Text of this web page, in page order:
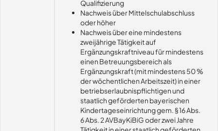
Qualifizierung
Nachweis über Mittelschulabschluss
oder höher
Nachweis über eine mindestens
zweijährige Tätigkeit auf
Ergänzungskraftniveau für mindestens
einen Betreuungsbereich als
Ergänzungskraft (mit mindestens 50 %
der wöchentlichen Arbeitszeit) in einer
betriebserlaubnispflichtigen und
staatlich geförderten bayerischen
Kindertageseinrichtung gem. § 16 Abs.
6 Abs. 2 AVBayKiBiG oder zwei Jahre